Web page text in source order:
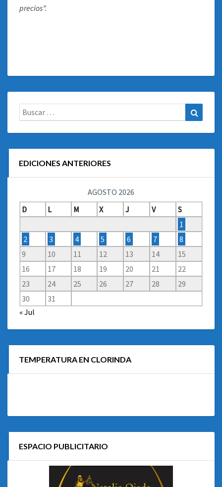
precios”.
Buscar:
EDICIONES ANTERIORES
AGOSTO 2026
D
L M X J V
S
1
2
3 4 5 6 7
8
9
10 11 12 13 14
15
16
17 18 19 20 21
22
23
24 25 26 27 28
29
30
31
« Jul
TEMPERATURA EN CLORINDA
ESPACIO PUBLICITARIO